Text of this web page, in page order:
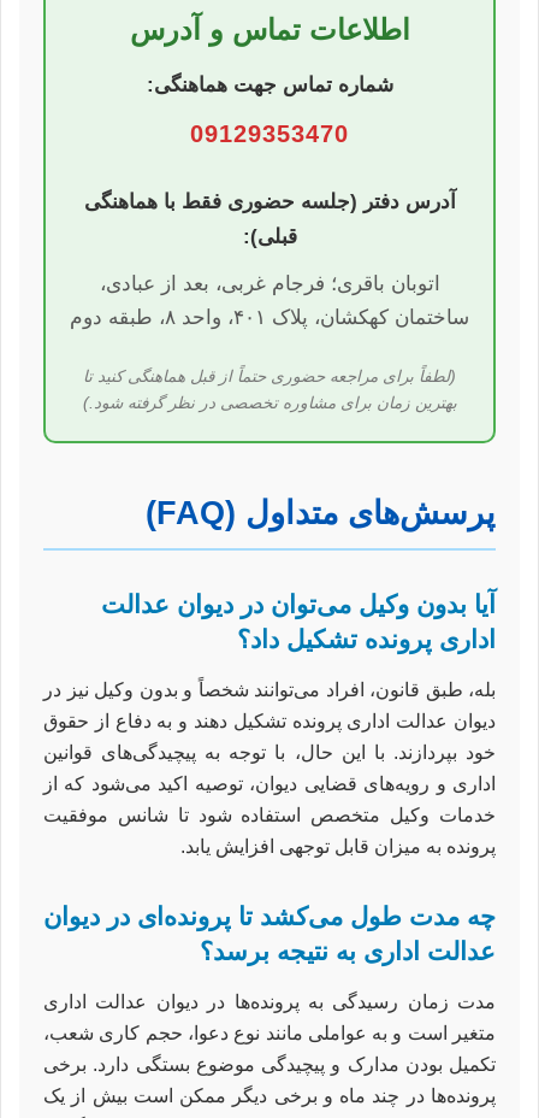
اطلاعات تماس و آدرس
شماره تماس جهت هماهنگی:
09129353470
آدرس دفتر (جلسه حضوری فقط با هماهنگی
قبلی):
اتوبان باقری؛ فرجام غربی، بعد از عبادی،
ساختمان کهکشان، پلاک ۴۰۱، واحد ۸، طبقه دوم
(لطفاً برای مراجعه حضوری حتماً از قبل هماهنگی کنید تا
بهترین زمان برای مشاوره تخصصی در نظر گرفته شود.)
پرسش‌های متداول (FAQ)
آیا بدون وکیل می‌توان در دیوان عدالت
اداری پرونده تشکیل داد؟
بله، طبق قانون، افراد می‌توانند شخصاً و بدون وکیل نیز در
دیوان عدالت اداری پرونده تشکیل دهند و به دفاع از حقوق
خود بپردازند. با این حال، با توجه به پیچیدگی‌های قوانین
اداری و رویه‌های قضایی دیوان، توصیه اکید می‌شود که از
خدمات وکیل متخصص استفاده شود تا شانس موفقیت
پرونده به میزان قابل توجهی افزایش یابد.
چه مدت طول می‌کشد تا پرونده‌ای در دیوان
عدالت اداری به نتیجه برسد؟
مدت زمان رسیدگی به پرونده‌ها در دیوان عدالت اداری
متغیر است و به عواملی مانند نوع دعوا، حجم کاری شعب،
تکمیل بودن مدارک و پیچیدگی موضوع بستگی دارد. برخی
پرونده‌ها در چند ماه و برخی دیگر ممکن است بیش از یک